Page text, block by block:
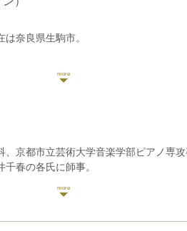
奈良県生駒市。
津南美子・梅津美葉・安永徹・荒井英
えを受ける。
の部二位、全日本学生音楽コンクール
ンクール総合一位、かながわ音楽コンク
京都市立芸術大学音楽学部ピアノ専攻
春の各氏に師事。
コーディングに参加。ピアノやソルフェ